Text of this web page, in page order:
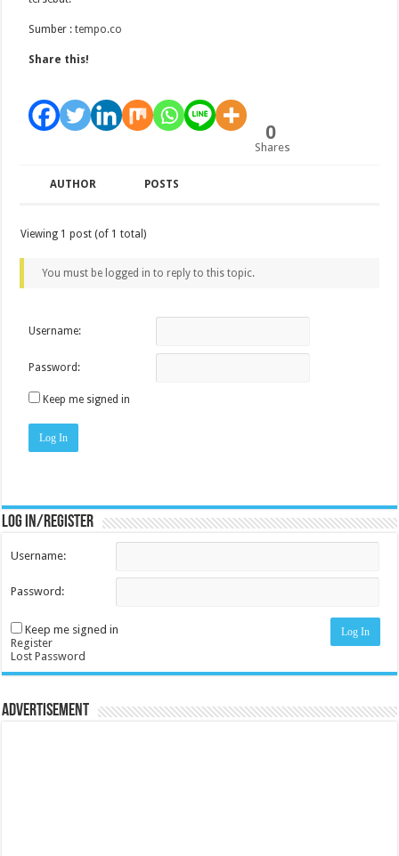
Sumber :tempo.co
Share this!
0
Shares
AUTHOR POSTS
Viewing 1 post (of 1 total)
You must be logged in to reply to this topic.
Username:
Password:
Keep me signed in
Log In
Log in/register
Username:
Password:
Keep me signed in Log In
Register
Lost Password
Advertisement